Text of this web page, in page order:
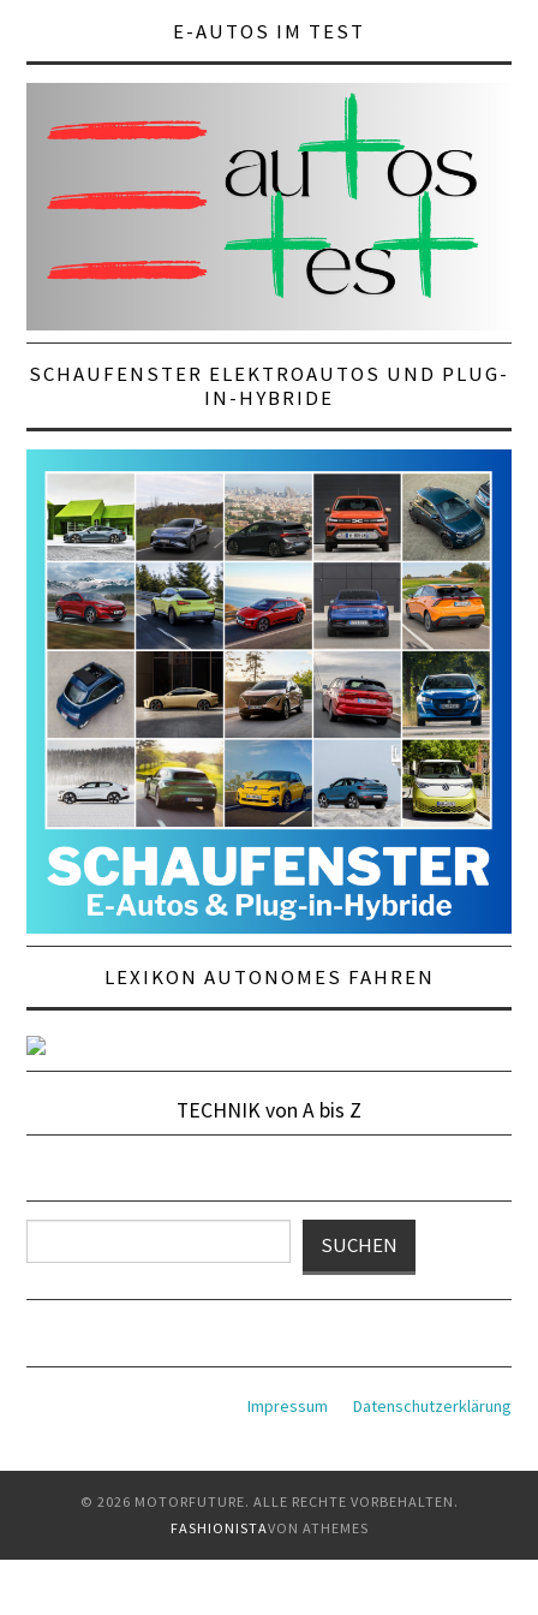
E-AUTOS IM TEST
SCHAUFENSTER ELEKTROAUTOS UND PLUG-
IN-HYBRIDE
LEXIKON AUTONOMES FAHREN
TECHNIK von A bis Z
SUCHEN
Datenschutzerklärung
Impressum
© 2026 MOTORFUTURE. ALLE RECHTE VORBEHALTEN.
FASHIONISTAVON ATHEMES